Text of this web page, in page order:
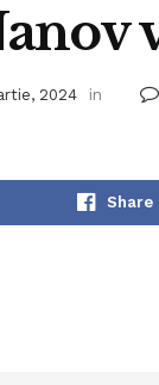
2024 in
Share